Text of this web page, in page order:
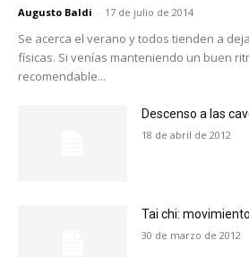
Augusto Baldi - 17 de julio de 2014
Se acerca el verano y todos tienden a
físicas. Si venías manteniendo un buen
recomendable...
Descenso a las
18 de abril de 2012
Tai chi:
30 de marzo de 2012